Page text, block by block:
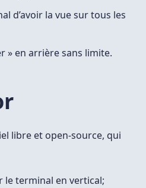
d’avoir la vue sur tous les
» en arrière sans limite.
libre et open-source, qui
le terminal en vertical;